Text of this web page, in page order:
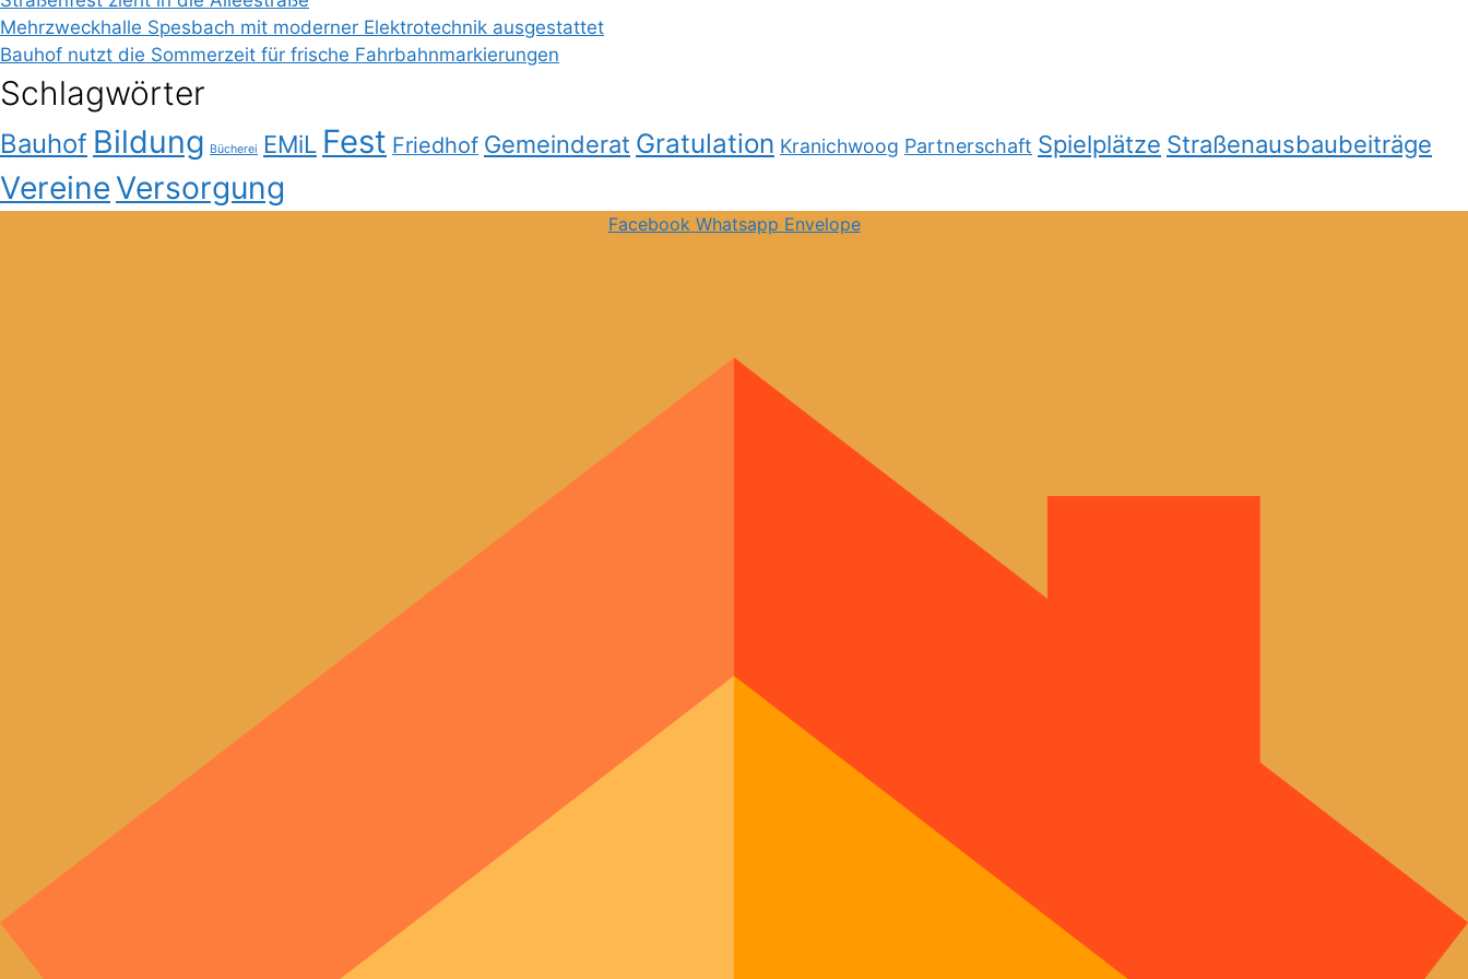
Mehrzweckhalle Spesbach mit moderner Elektrotechnik ausgestattet
Bauhof nutzt die Sommerzeit für frische Fahrbahnmarkierungen
Schlagwörter
Bauhof Bildung Bücherei EMiL Fest Friedhof Gemeinderat Gratulation Kranichwoog Partnerschaft Spielplätze Straßenausbaubeiträge
Vereine Versorgung
Facebook Whatsapp Envelope